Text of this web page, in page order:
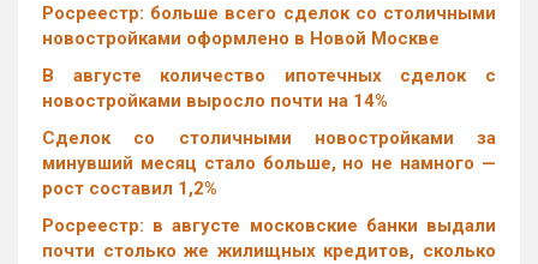
Росреестр: больше всего сделок со столичными
новостройками оформлено в Новой Москве
В августе количество ипотечных сделок с
новостройками выросло почти на 14%
Cделок со столичными новостройками за
минувший месяц стало больше, но не намного —
рост составил 1,2%
Росреестр: в августе московские банки выдали
почти столько же жилищных кредитов, сколько